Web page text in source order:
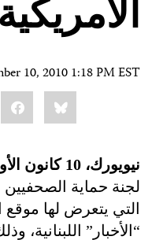
10, 2010 1:18 PM EST
نيويورك، 10 كانون
لجنة حماية الصحفيين
التي يتعرض لها موقع
“الأخبار” اللبنانية،